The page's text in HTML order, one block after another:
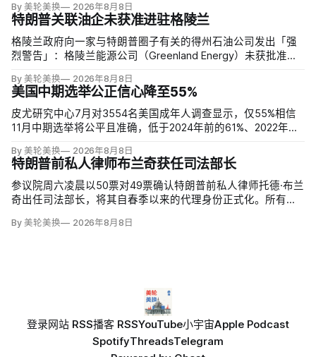
By 美轮美换 2026年8月8日
特朗普关联油企未获准进驻格陵兰
格陵兰政府向一家与特朗普圈子有关的得州石油公司发出「强
烈警告」：格陵兰能源公司（Greenland Energy）未获批准，
地可能蕴藏价值1万亿美元原油，拟投资6000万美元钻两口
井；
By 美轮美换 2026年8月8日
美国中期选举公正信心降至55%
皮尤研究中心7月对3554名美国成年人调查显示，仅55%相信
11月中期选举将公平且准确，低于2024年前的61%、2022年的
向共和党者为55%，民主党及倾向民主党者为58%；
By 美轮美换 2026年8月8日
特朗普前私人律师布兰奇获任司法部长
参议院周六凌晨以50票对49票确认特朗普前私人律师托德·布兰
奇出任司法部长，将其自春季以来的代理身份正式化。所有出
斯倒戈；长期因健康缺席的米奇·麦康奈尔未投票。比尔·卡西迪
By 美轮美换 2026年8月8日
登录网站 RSS播客 RSSYouTube小宇宙Apple Podcast
SpotifyThreadsTelegram